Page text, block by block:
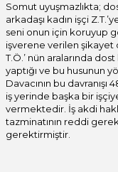
Somut uyuşmazlıkta;
arkadaşı kadın işçi
seni onun için koruyup
işverene verilen şikayet
T.Ö.’ nün aralarında
yaptığı ve bu husunun
Davacının bu davranışı
iş yerinde başka bir
vermektedir. İş akdi
tazminatının reddi
gerektirmiştir.